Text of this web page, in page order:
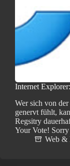
Internet
Wer sich von
genervt fühlt,
Regsitry
Your Vote!
Web &